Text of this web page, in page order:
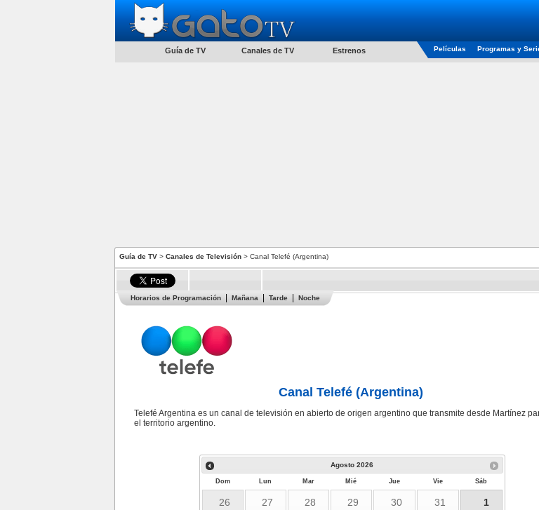
Guía de TV Canales de TV Estrenos Películas Programas y
Guía de TV > Canales de Televisión > Canal Telefé (Argentina)
Horarios de Programación Mañana Tarde Noche
Canal Telefé (Argentina)
Telefé Argentina es un canal de televisión en abierto de origen argentino que transmite desde Martínez
el territorio argentino.
Agosto 2026
Dom Lun Mar Mié Jue Vie Sáb
26 27 28 29 30 31 1